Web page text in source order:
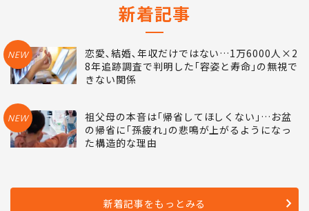
新着記事
NEW
恋愛､結婚､年収だけではない…1万6000人×2
8年追跡調査で判明した｢容姿と寿命｣の無視で
きない関係
NEW
祖父母の本音は｢帰省してほしくない｣…お盆
の帰省に｢孫疲れ｣の悲鳴が上がるようになっ
た構造的な理由
新着記事をもっとみる